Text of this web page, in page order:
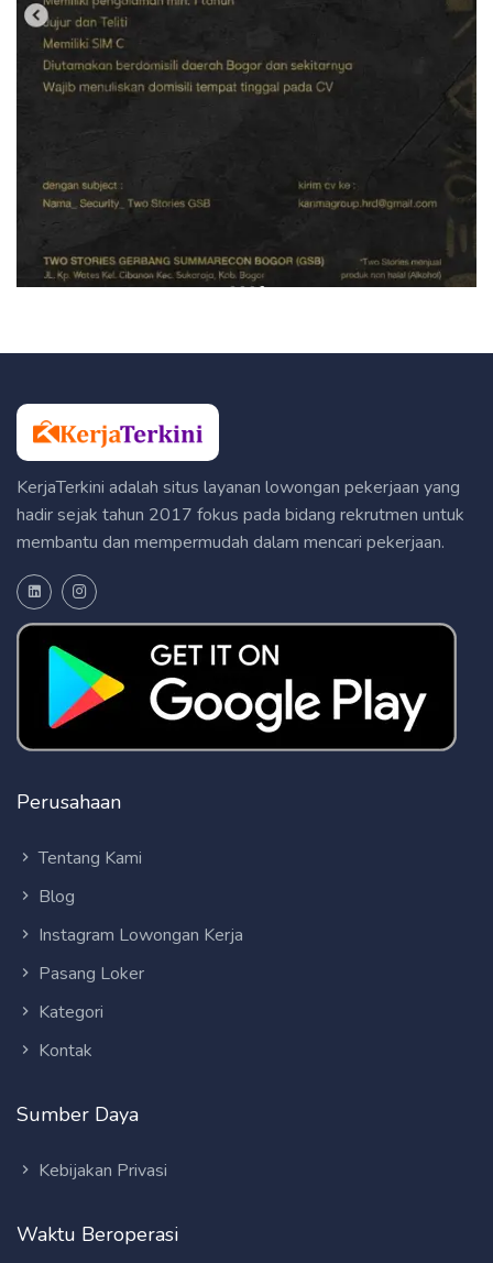
KerjaTerkini adalah situs layanan lowongan pekerjaan yang
hadir sejak tahun 2017 fokus pada bidang rekrutmen untuk
membantu dan mempermudah dalam mencari pekerjaan.
Perusahaan
Tentang Kami
Blog
Instagram Lowongan Kerja
Pasang Loker
Kategori
Kontak
Sumber Daya
Kebijakan Privasi
Waktu Beroperasi